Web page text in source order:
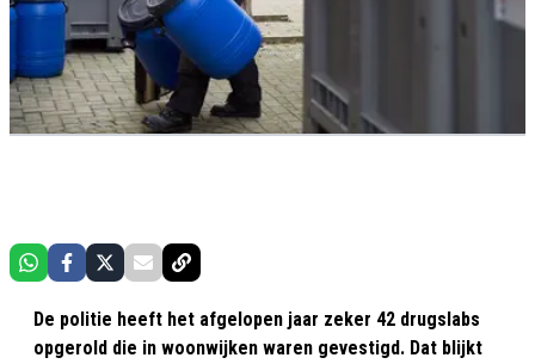
De politie heeft het afgelopen jaar zeker 42 drugslabs
opgerold die in woonwijken waren gevestigd. Dat blijkt